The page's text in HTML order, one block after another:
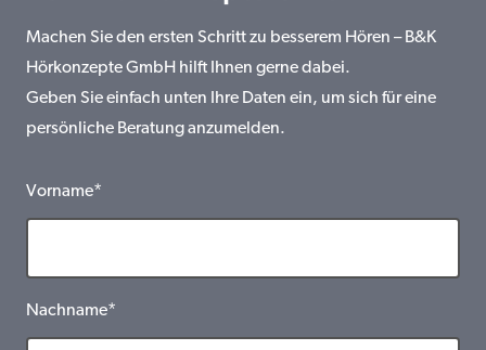
Machen Sie den ersten Schritt zu besserem Hören – B&K
Hörkonzepte GmbH hilft Ihnen gerne dabei.
Geben Sie einfach unten Ihre Daten ein, um sich für eine
persönliche Beratung anzumelden.
Vorname*
Nachname*